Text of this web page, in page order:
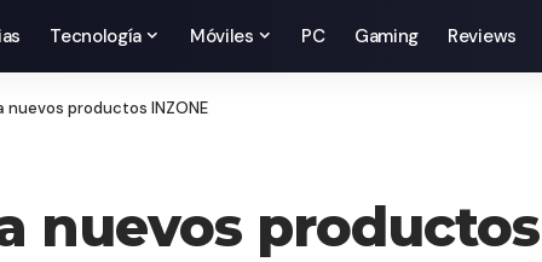
Tecnología Móviles PC Gaming Reviews
nuevos productos INZONE
nuevos